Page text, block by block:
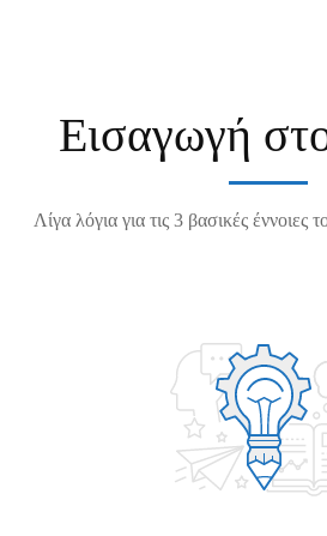
Εισαγωγή
Λίγα λόγια για τις 3 βασικές έννοιες